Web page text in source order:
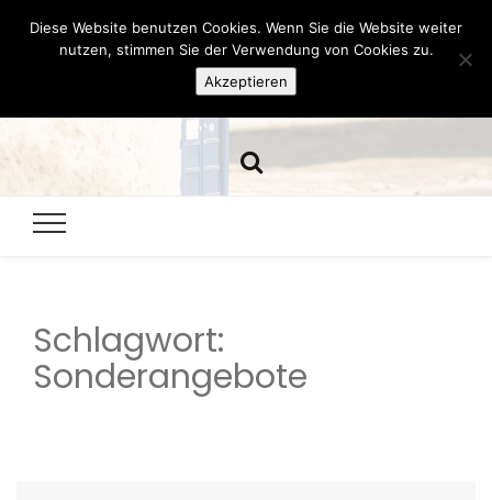
Hazamelistan
Schlagwort:
Sonderangebote
Diese Website benutzen Cookies. Wenn Sie die Website weiter
nutzen, stimmen Sie der Verwendung von Cookies zu.
Akzeptieren